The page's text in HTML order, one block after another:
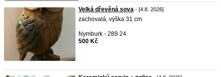
Velká dřevěná sova - [4.8. 2026]
zachovalá, výška 31 cm
Nymburk - 289 24
500 Kč